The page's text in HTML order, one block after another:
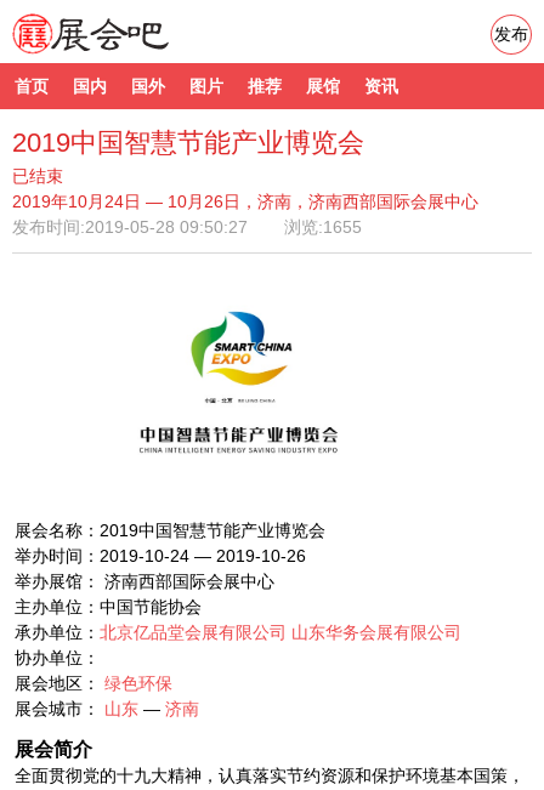
首页 国内 国外 图片 推荐 展馆 资讯
发布
2019中国智慧节能产业博览会
已结束
2019年10月24日 — 10月26日，济南，济南西部国际会展中心
发布时间:2019-05-28 09:50:27 浏览:1655
展会名称：2019中国智慧节能产业博览会
举办时间：2019-10-24 — 2019-10-26
举办展馆： 济南西部国际会展中心
主办单位：中国节能协会
承办单位： 北京亿品堂会展有限公司 山东华务会展有限公司
协办单位：
展会地区： 绿色环保
展会城市： 山东 — 济南
展会简介
全面贯彻党的十九大精神，认真落实节约资源和保护环境基本国策，